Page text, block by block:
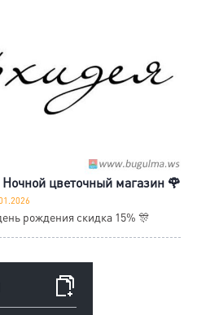
Ночной цветочный магазин 🌹
рождения скидка 15% 🎊